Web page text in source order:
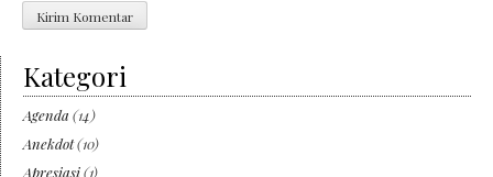
Kategori
Agenda (14)
Anekdot(10)
Apresiasi(1)